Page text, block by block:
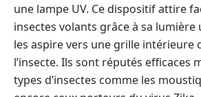
une lampe UV. Ce dispositif attire
insectes volants grâce à sa
les aspire vers une grille intérieure
l’insecte. Ils sont réputés efficaces
types d’insectes comme les